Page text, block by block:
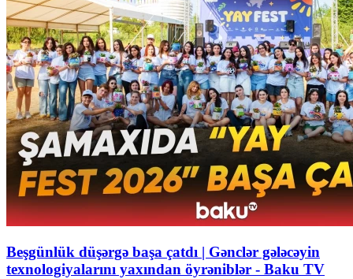
Beşgünlük düşərgə başa çatdı | Gənclər gələcəyin
texnologiyalarını yaxından öyrəniblər - Baku TV